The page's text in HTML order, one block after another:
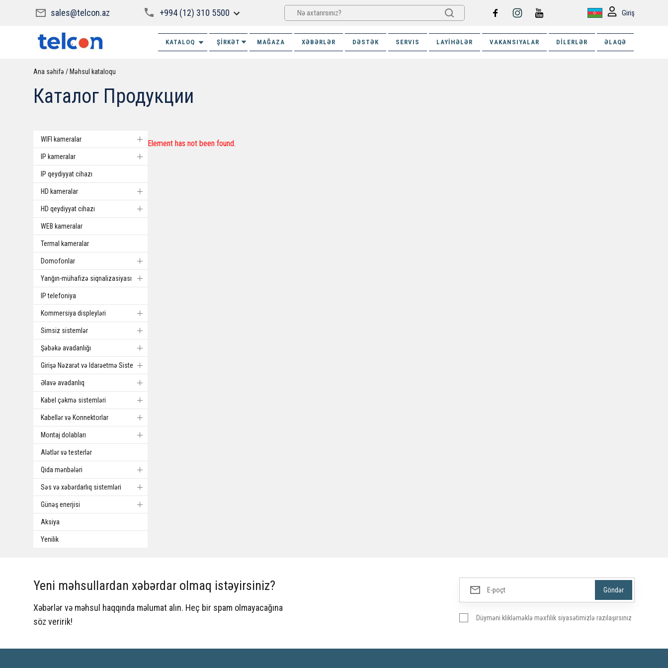
sales@telcon.az +994 (12) 310 5500 Giriş
KATALOQ ŞİRKƏT MAĞAZA XƏBƏRLƏR DƏSTƏK SERVIS LAYIHƏLƏR VAKANSIYALAR DILERLƏR ƏLAQƏ
Ana səhifə Məhsul kataloqu
Каталог Продукции
WIFI kameralar
IP kameralar
IP qeydiyyat cihazı
HD kameralar
HD qeydiyyat cihazı
WEB kameralar
Termal kameralar
Domofonlar
Yanğın-mühafizə siqnalizasiyası
IP telefoniya
Kommersiya displeyləri
Simsiz sistemlər
Şəbəkə avadanlığı
Girişə Nəzarət və Idarəetmə Sistemi
Əlavə avadanlıq
Kabel çəkmə sistemləri
Kabellər və Konnektorlar
Montaj dolabları
Alətlər və testerlər
Qida mənbələri
Səs və xəbərdarlıq sistemləri
Günəş enerjisi
Aksiya
Yenilik
Element has not been found.
Yeni məhsullardan xəbərdar olmaq istəyirsiniz?
Xəbərlər və məhsul haqqında məlumat alın. Heç bir spam olmayacağına
söz veririk!
Düyməni klikləməklə məxfilik siyasətimizlə razılaşırsınız